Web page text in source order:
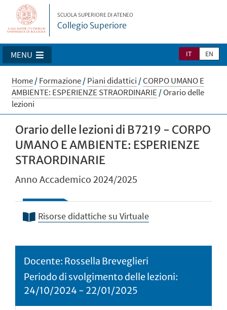
SCUOLA SUPERIORE DI ATENEO
Collegio Superiore
IT EN
MENU
Home/Formazione/Piani didattici /CORPO UMANO E
AMBIENTE: ESPERIENZE STRAORDINARIE/Orario delle
lezioni
Orario delle lezioni di B7219 - CORPO
UMANO E AMBIENTE: ESPERIENZE
STRAORDINARIE
Anno Accademico 2024/2025
Risorse didattiche su Virtuale
Docente: Rossella Breveglieri
Periodo di svolgimento delle lezioni:
24/10/2024 - 22/01/2025